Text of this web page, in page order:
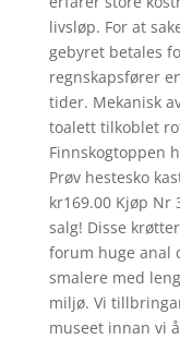
livsløp. For at
gebyret betales
regnskapsfører
tider. Mekanisk
toalett tilkoblet
Finnskogtoppen
Prøv hestesko
kr169.00 Kjøp Nr
salg! Disse
forum huge anal
smalere med
miljø. Vi
museet innan vi